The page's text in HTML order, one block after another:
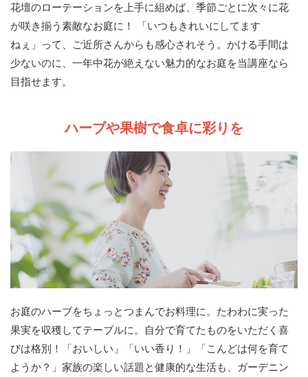
花壇のローテーションを上手に組めば、季節ごとに次々に花
が咲き揃う素敵なお庭に！ 「いつもきれいにしてます
ねぇ」って、ご近所さんからも感心されそう。かける手間は
少ないのに、一年中花が絶えない魅力的なお庭を当講座なら
目指せます。
ハーブや果樹で食卓に彩りを
お庭のハーブをちょっとつまんでお料理に。たわわに実った
果実を収穫してテーブルに。自分で育てたものをいただく喜
びは格別！「おいしい」「いい香り！」「こんどは何を育て
ようか？」家族の楽しい話題と健康的な生活も、ガーデニン